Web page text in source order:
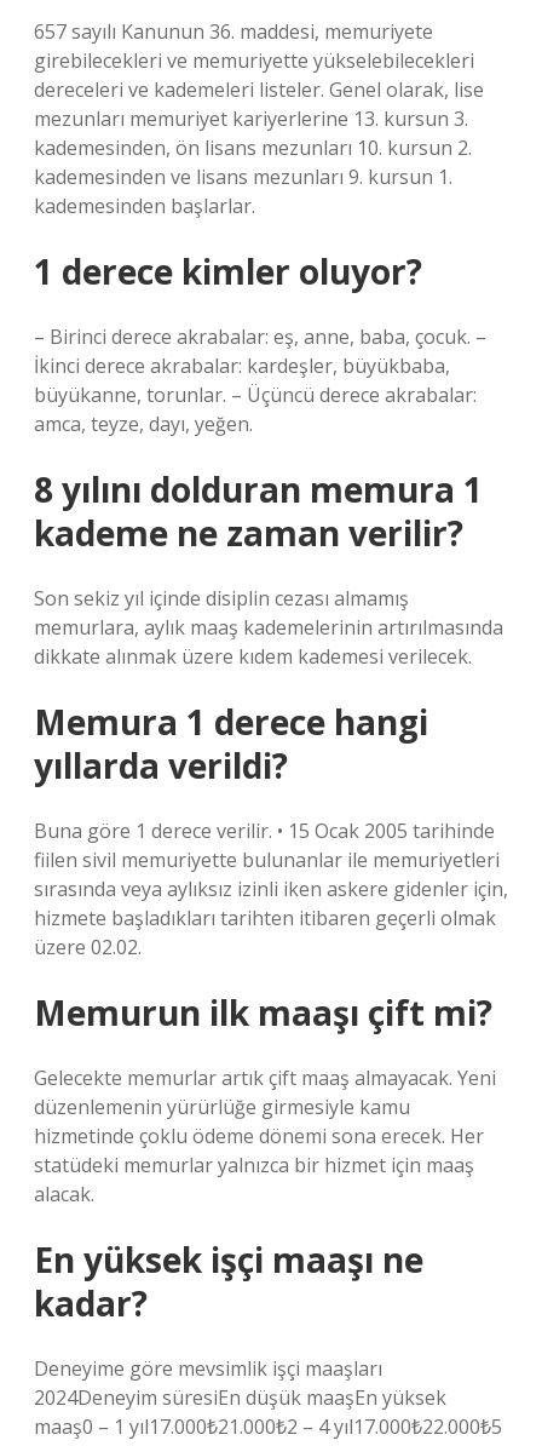
657 sayılı Kanunun 36. maddesi, memuriyete
girebilecekleri ve memuriyette yükselebilecekleri
dereceleri ve kademeleri listeler. Genel olarak, lise
mezunları memuriyet kariyerlerine 13. kursun 3.
kademesinden, ön lisans mezunları 10. kursun 2.
kademesinden ve lisans mezunları 9. kursun 1.
kademesinden başlarlar.
1 derece kimler oluyor?
– Birinci derece akrabalar: eş, anne, baba, çocuk. –
İkinci derece akrabalar: kardeşler, büyükbaba,
büyükanne, torunlar. – Üçüncü derece akrabalar:
amca, teyze, dayı, yeğen.
8 yılını dolduran memura 1
kademe ne zaman verilir?
Son sekiz yıl içinde disiplin cezası almamış
memurlara, aylık maaş kademelerinin artırılmasında
dikkate alınmak üzere kıdem kademesi verilecek.
Memura 1 derece hangi
yıllarda verildi?
Buna göre 1 derece verilir. • 15 Ocak 2005 tarihinde
fiilen sivil memuriyette bulunanlar ile memuriyetleri
sırasında veya aylıksız izinli iken askere gidenler için,
hizmete başladıkları tarihten itibaren geçerli olmak
üzere 02.02.
Memurun ilk maaşı çift mi?
Gelecekte memurlar artık çift maaş almayacak. Yeni
düzenlemenin yürürlüğe girmesiyle kamu
hizmetinde çoklu ödeme dönemi sona erecek. Her
statüdeki memurlar yalnızca bir hizmet için maaş
alacak.
En yüksek işçi maaşı ne
kadar?
Deneyime göre mevsimlik işçi maaşları
2024Deneyim süresiEn düşük maaşEn yüksek
maaş0 – 1 yıl17.000₺21.000₺2 – 4 yıl17.000₺22.000₺5